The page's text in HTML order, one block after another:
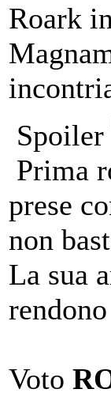
Roark
Spoiler
Prima
prese
non
La sua
Voto